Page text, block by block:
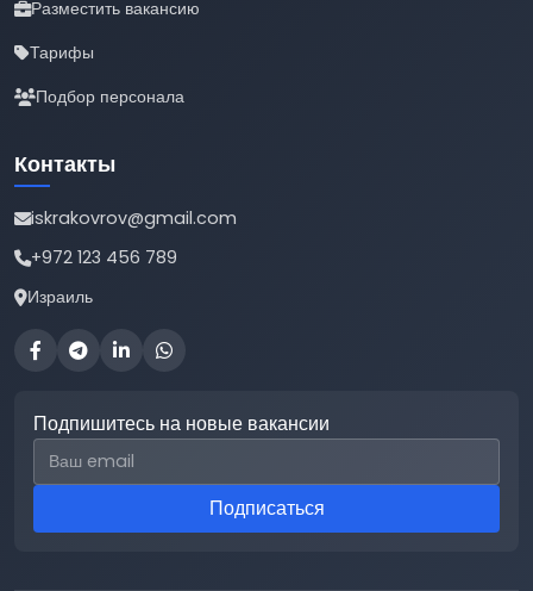
Разместить вакансию
Тарифы
Подбор персонала
Контакты
iskrakovrov@gmail.com
+972 123 456 789
Израиль
Подпишитесь на новые вакансии
Email для подписки
Подписаться